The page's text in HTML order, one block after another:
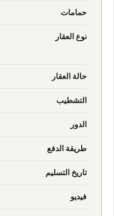
حمامات
نوع العقار
حالة العقار
التشطيب
الدور
طريقة الدفع
تاريخ التسليم
فيديو